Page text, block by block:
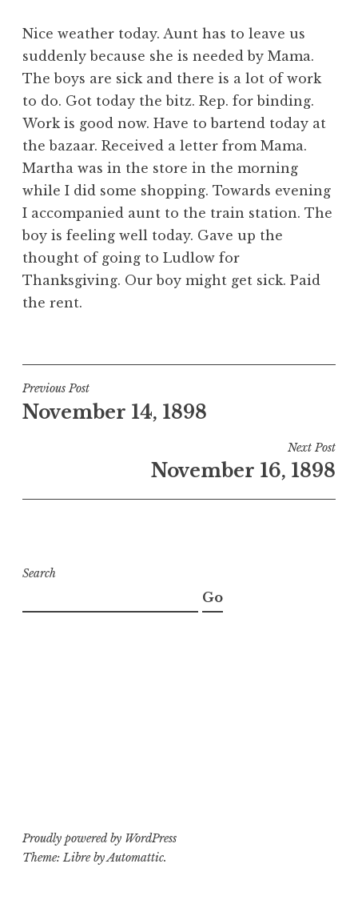
Nice weather today. Aunt has to leave us
suddenly because she is needed by Mama.
The boys are sick and there is a lot of work
to do. Got today thebitz. Rep. for binding.
Work is good now. Have to bartend today at
the bazaar. Received a letter from Mama.
Martha was in the store in the morning
while I did some shopping. Towards evening
I accompanied aunt to the train station. The
boy is feeling well today. Gave up the
thought of going to Ludlow for
Thanksgiving. Our boy might get sick. Paid
the rent.
Post
navigation
Previous Post
November 14, 1898
Next Post
November 16, 1898
Search
Go
Proudly powered by WordPress
Theme: Libre byAutomattic.